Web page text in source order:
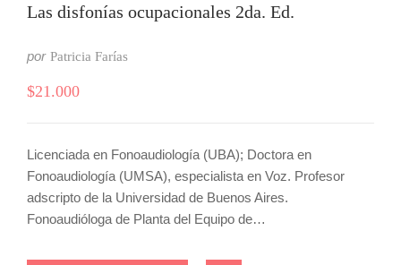
Las disfonías ocupacionales 2da. Ed.
por Patricia Farías
$21.000
Licenciada en Fonoaudiología (UBA); Doctora en
Fonoaudiología (UMSA), especialista en Voz. Profesor
adscripto de la Universidad de Buenos Aires.
Fonoaudióloga de Planta del Equipo de…